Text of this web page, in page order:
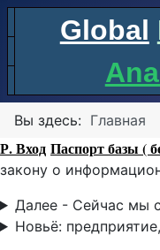
Global
Вы здесь: Главная
Р. Вход Паспорт базы (
закону о
Далее - Сейчас мы
Новьё: